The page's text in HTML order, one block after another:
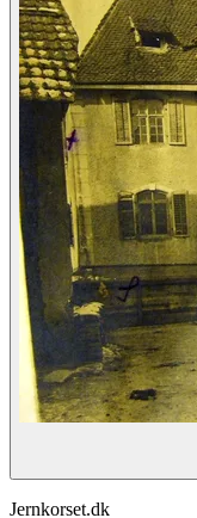
Jernkorset.dk